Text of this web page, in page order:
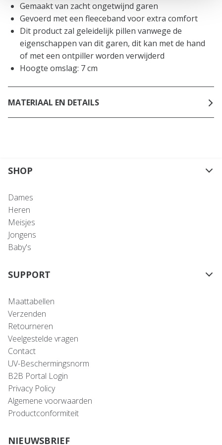
Gemaakt van zacht ongetwijnd garen
Gevoerd met een fleeceband voor extra comfort
Dit product zal geleidelijk pillen vanwege de
eigenschappen van dit garen, dit kan met de hand
of met een ontpiller worden verwijderd
Hoogte omslag: 7 cm
MATERIAAL EN DETAILS
SHOP
Dames
Heren
Meisjes
Jongens
Baby's
SUPPORT
Maattabellen
Verzenden
Retourneren
Veelgestelde vragen
Contact
UV-Beschermingsnorm
B2B Portal Login
Privacy Policy
Algemene voorwaarden
Productconformiteit
NIEUWSBRIEF